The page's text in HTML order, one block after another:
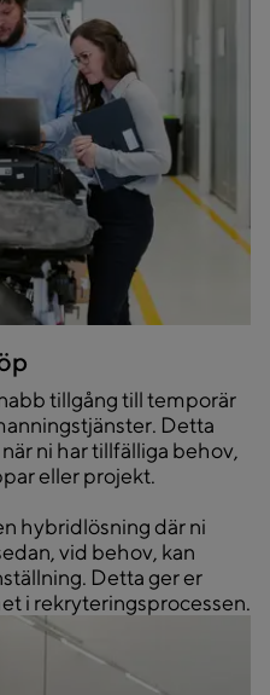
tillgång till temporär
Detta
ni har tillfälliga behov,
eller projekt.
hybridlösning där ni
vid behov, kan
Detta ger er
i rekryteringsprocessen.